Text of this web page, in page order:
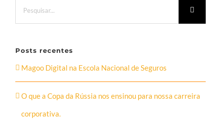
resultados
Posts recentes
Magoo Digital na Escola Nacional de Seguros
O que a Copa da Rússia nos ensinou para nossa carreira
corporativa.